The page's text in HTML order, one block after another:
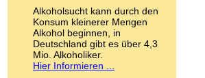
LSD
Marihuana
Medikamente
Meskalin
Metamphetamin
Methadon
Alkoholsucht kann durch den
Konsum kleinerer Mengen
Alkohol beginnen, in
Deutschland gibt es über 4,3
Mio. Alkoholiker.
Hier Informieren ...